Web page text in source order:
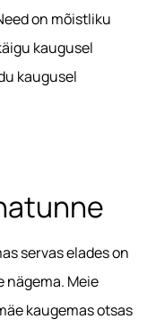
on mõistliku
kaugusel
kaugusel
servas elades on
nägema. Meie
kaugemas otsas